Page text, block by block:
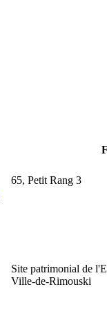
65, Petit Rang 3
Site patrimonial de
Ville-de-Rimouski